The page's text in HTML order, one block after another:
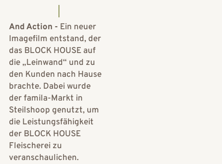
And Action - Ein neuer
Imagefilm entstand, der
das BLOCK HOUSE auf
die „Leinwand“ und zu
den Kunden nach Hause
brachte. Dabei wurde
der famila-Markt in
Steilshoop genutzt, um
die Leistungsfähigkeit
der BLOCK HOUSE
Fleischerei zu
veranschaulichen.